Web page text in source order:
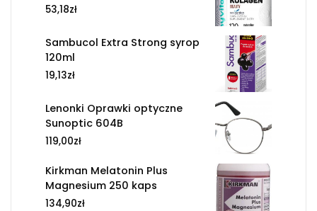
53,18zł
Sambucol Extra Strong syrop
120ml
19,13zł
Lenonki Oprawki optyczne
Sunoptic 604B
119,00zł
Kirkman Melatonin Plus
Magnesium 250 kaps
134,90zł